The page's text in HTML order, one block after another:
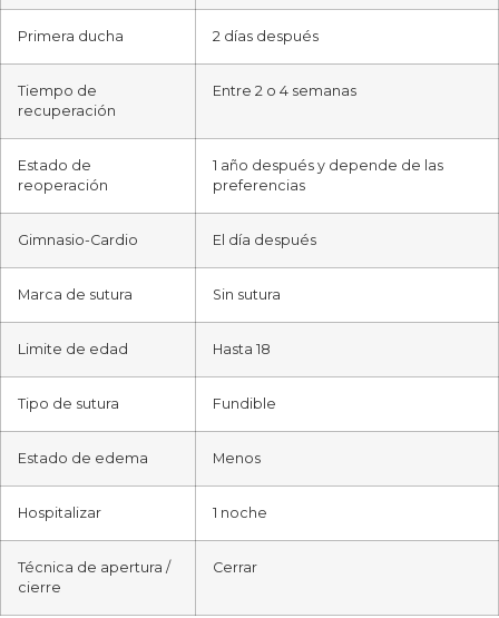
Primera ducha 2 días después
Tiempo de
recuperación
Entre 2 o 4 semanas
Estado de
reoperación
1 año después y depende de las
preferencias
Gimnasio-Cardio El día después
Marca de sutura Sin sutura
Limite de edad Hasta 18
Tipo de sutura Fundible
Estado de edema Menos
Hospitalizar 1 noche
Técnica de apertura /
cierre
Cerrar